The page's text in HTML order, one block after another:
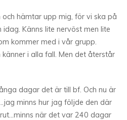
hämtar upp mig, för vi ska på
Känns lite nervöst men lite
kommer med i vår grupp.
i alla fall. Men det återstår
dagar det är till bf. Och nu är
minns hur jag följde den där
när det var 240 dagar